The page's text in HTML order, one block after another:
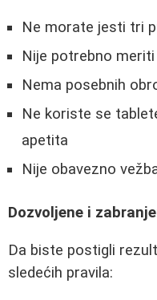
Ne morate jesti tri
Nije potrebno meriti
Nema posebnih
Ne koriste se
apetita
Nije obavezno
Dozvoljene i
Da biste postigli
sledećih pravila: